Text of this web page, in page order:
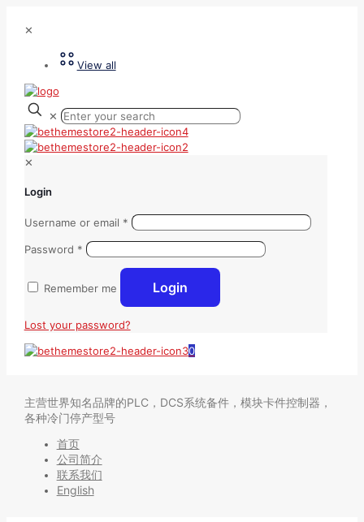
✕
View all
✕
✕
Login
Username or email *
Password *
Remember me Login
Lost your password?
0
主营世界知名品牌的PLC，DCS系统备件，模块卡件控制器，
各种冷门停产型号
首页
公司简介
联系我们
English